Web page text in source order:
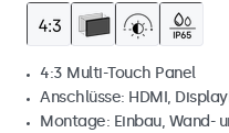
4:3 Multi-Touch Panel
Anschlüsse: HDMI,
Montage: Einbau, Wand-